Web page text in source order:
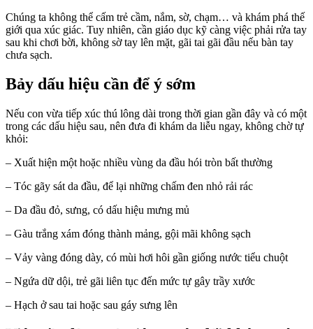
Chúng ta không thể cấm trẻ cầm, nắm, sờ, chạm… và khám phá thế
giới qua xúc giác. Tuy nhiên, cần giáo dục kỹ càng việc phải rửa tay
sau khi chơi bời, không sờ tay lên mặt, gãi tai gãi đầu nếu bàn tay
chưa sạch.
Bảy dấu hiệu cần để ý sớm
Nếu con vừa tiếp xúc thú lông dài trong thời gian gần đây và có một
trong các dấu hiệu sau, nên đưa đi khám da liễu ngay, không chờ tự
khỏi:
– Xuất hiện một hoặc nhiều vùng da đầu hói tròn bất thường
– Tóc gãy sát da đầu, để lại những chấm đen nhỏ rải rác
– Da đầu đỏ, sưng, có dấu hiệu mưng mủ
– Gàu trắng xám đóng thành mảng, gội mãi không sạch
– Vảy vàng đóng dày, có mùi hơi hôi gần giống nước tiểu chuột
– Ngứa dữ dội, trẻ gãi liên tục đến mức tự gây trầy xước
– Hạch ở sau tai hoặc sau gáy sưng lên